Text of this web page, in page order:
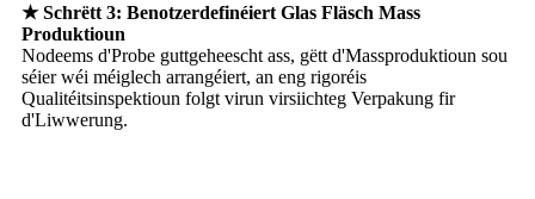
★ Schrëtt 3: Benotzerdefinéiert Glas Fläsch Mass
Produktioun
Nodeems d'Probe guttgeheescht ass, gëtt d'Massproduktioun sou
séier wéi méiglech arrangéiert, an eng rigoréis
Qualitéitsinspektioun folgt virun virsiichteg Verpakung fir
d'Liwwerung.